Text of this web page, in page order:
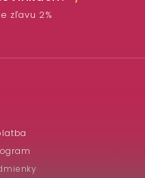
zľavu 2%